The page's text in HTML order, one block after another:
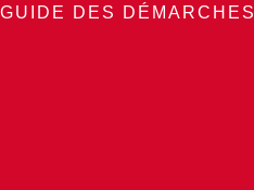
GUIDE DES DÉMARCHES